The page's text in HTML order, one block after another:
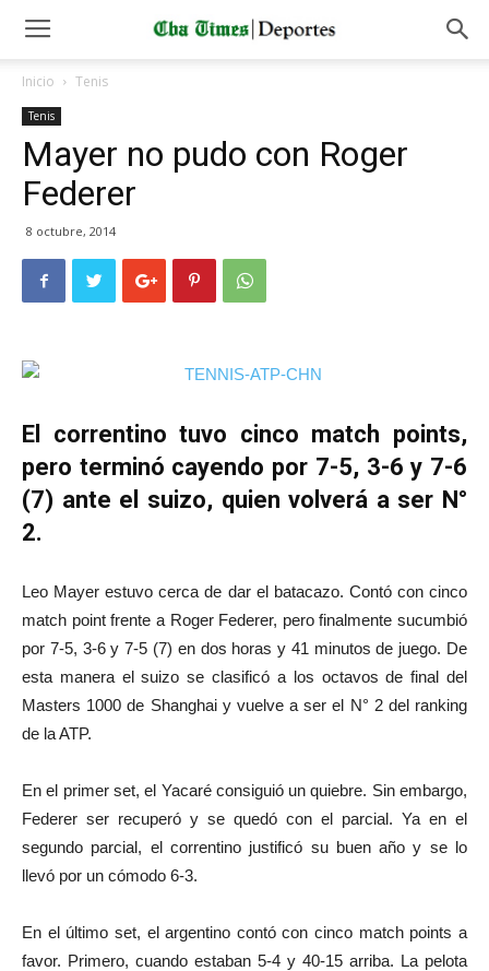
Inicio Tenis
Tenis
Mayer no pudo con Roger
Federer
8 octubre, 2014
El correntino tuvo cinco match points,
pero terminó cayendo por 7-5, 3-6 y 7-6
(7) ante el suizo, quien volverá a ser N°
2.
Leo Mayer estuvo cerca de dar el batacazo. Contó con cinco
match point frente a Roger Federer, pero finalmente sucumbió
por 7-5, 3-6 y 7-5 (7) en dos horas y 41 minutos de juego. De
esta manera el suizo se clasificó a los octavos de final del
Masters 1000 de Shanghai y vuelve a ser el N° 2 del ranking
de la ATP.
En el primer set, el Yacaré consiguió un quiebre. Sin embargo,
Federer ser recuperó y se quedó con el parcial. Ya en el
segundo parcial, el correntino justificó su buen año y se lo
llevó por un cómodo 6-3.
En el último set, el argentino contó con cinco match points a
favor. Primero, cuando estaban 5-4 y 40-15 arriba. La pelota